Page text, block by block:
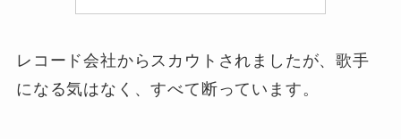
レコード会社からスカウトされましたが、歌手
になる気はなく、すべて断っています。